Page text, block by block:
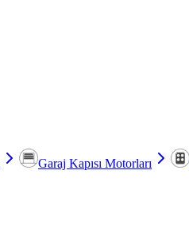
Garaj Kapısı Motorları